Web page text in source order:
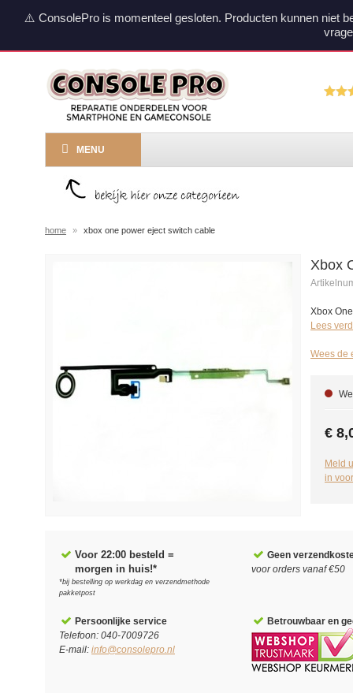
⚠️ ConsolePro is momenteel gesloten. Producten kunnen niet
MENU
home » xbox one power eject switch cable
Xbox
Xbox
Lees
Wees de
€
Meld
in
Voor 22:00 besteld =
morgen in huis!*
*bij bestelling op werkdag en verzendmethode
pakketpost
Geen
voor orders vanaf €50
Persoonlijke service
Telefoon: 040-7009726
E-mail: info@consolepro.nl
Betrouwbaar en